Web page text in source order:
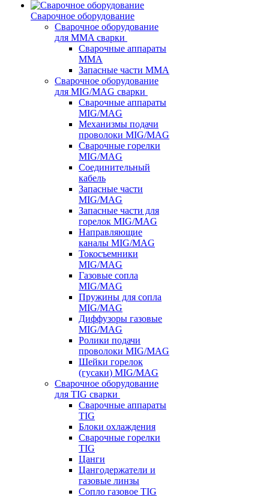
Сварочное оборудование
Сварочное оборудование
для MMA сварки
Сварочные аппараты
MMA
Запасные части MMA
Сварочное оборудование
для MIG/MAG сварки
Сварочные аппараты
MIG/MAG
Механизмы подачи
проволоки MIG/MAG
Сварочные горелки
MIG/MAG
Соединительный
кабель
Запасные части
MIG/MAG
Запасные части для
горелок MIG/MAG
Направляющие
каналы MIG/MAG
Токосъемники
MIG/MAG
Газовые сопла
MIG/MAG
Пружины для сопла
MIG/MAG
Диффузоры газовые
MIG/MAG
Ролики подачи
проволоки MIG/MAG
Шейки горелок
(гусаки) MIG/MAG
Сварочное оборудование
для TIG сварки
Сварочные аппараты
TIG
Блоки охлаждения
Сварочные горелки
TIG
Цанги
Цангодержатели и
газовые линзы
Сопло газовое TIG